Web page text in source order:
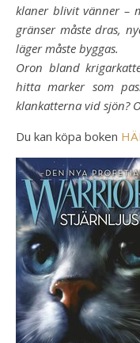
klaner blivit vänner –
gränser måste dras,
läger måste byggas.
Oron bland
hitta marker som
klankatterna vid sjön?
Du kan köpa boken